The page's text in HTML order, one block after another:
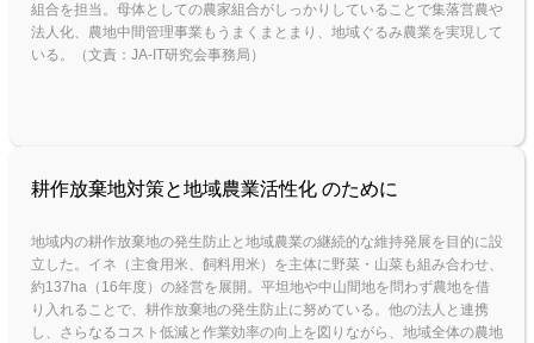
組合を担当。母体としての農家組合がしっかりしていることで集落営農や
法人化、農地中間管理事業もうまくまとまり、地域ぐるみ農業を実現して
いる。（文責：JA-IT研究会事務局）
耕作放棄地対策と地域農業活性化 のために
地域内の耕作放棄地の発生防止と地域農業の継続的な維持発展を目的に設
立した。イネ（主食用米、飼料用米）を主体に野菜・山菜も組み合わせ、
約137ha（16年度）の経営を展開。平坦地や中山間地を問わず農地を借
り入れることで、耕作放棄地の発生防止に努めている。他の法人と連携
し、さらなるコスト低減と作業効率の向上を図りながら、地域全体の農地